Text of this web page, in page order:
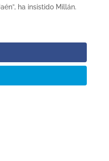
ha insistido Millán.